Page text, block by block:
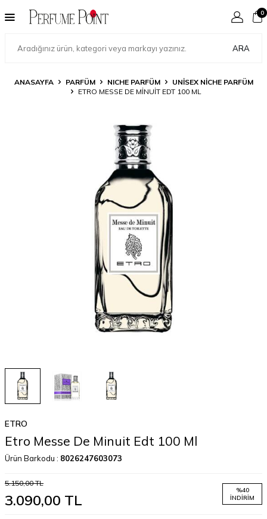
ARA
0
ANASAYFA PARFÜM NICHE PARFÜM
UNISEX NICHE PARFÜM
ETRO MESSE DE MINUIT EDT 100 ML
ETRO
Etro Messe De Minuit Edt 100 Ml
Ürün Barkodu : 8026247603073
5.150,00TL
3.090,00 TL
%40
İNDIRIM